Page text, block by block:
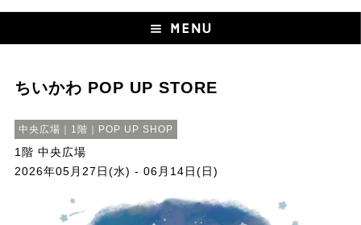
ちいかわ POP UP STORE
中央広場｜1階｜POP UP SHOP
1階 中央広場
2026年05月27日(水) - 06月14日(日)